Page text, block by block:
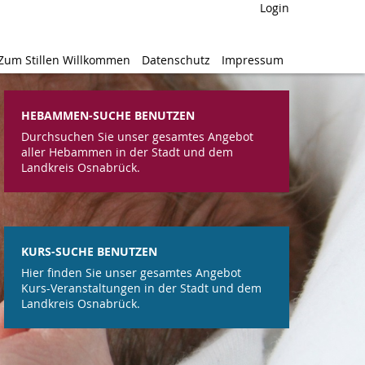
Login
Stillen Willkommen Datenschutz Impressum
Login
Stillen Willkommen Datenschutz Impressum
HEBAMMEN-SUCHE BENUTZEN
Durchsuchen Sie unser gesamtes Angebot
aller Hebammen in der Stadt und dem
Landkreis Osnabrück.
KURS-SUCHE BENUTZEN
Hier finden Sie unser gesamtes Angebot
Kurs-Veranstaltungen in der Stadt und dem
Landkreis Osnabrück.